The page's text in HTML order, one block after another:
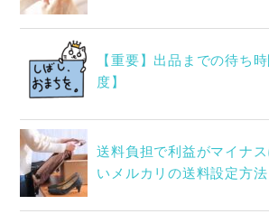
【重要】出品までの待ち
度】
送料負担で利益がマイナ
いメルカリの送料設定方法